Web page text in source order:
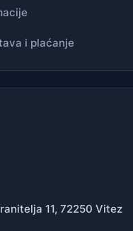
i plaćanje
11, 72250 Vitez